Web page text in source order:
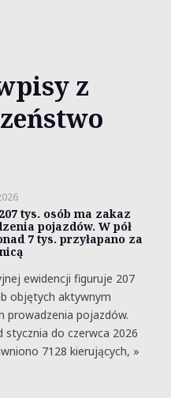
z
tys. osób ma zakaz
pojazdów. W pół
7 tys. przyłapano za
ewidencji figuruje 207
objętych aktywnym
prowadzenia pojazdów.
stycznia do czerwca 2026
7128 kierujących, »